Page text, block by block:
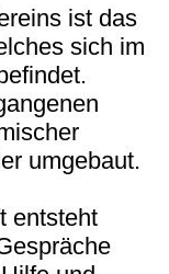
ist das
sich im
umgebaut.
entsteht